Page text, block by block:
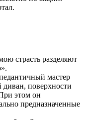
страсть разделяют
мастер
поверхности
этом он
предназначенные